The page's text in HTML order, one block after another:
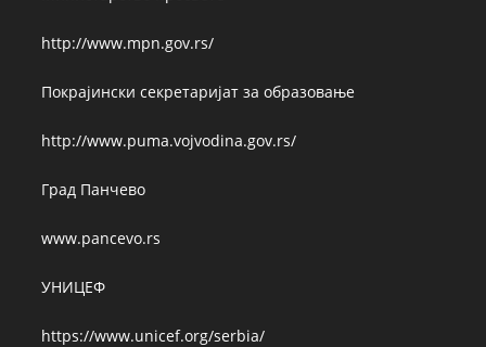
http://www.mpn.gov.rs/
Покрајински секретаријат за образовање
http://www.puma.vojvodina.gov.rs/
Град Панчево
www.pancevo.rs
УНИЦЕФ
https://www.unicef.org/serbia/